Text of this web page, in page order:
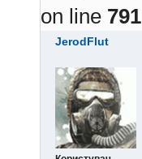
on line 791
JerodFlut